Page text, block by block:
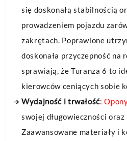
się doskonałą stabilnością
prowadzeniem pojazdu
zakrętach. Poprawione
doskonała przyczepność na
sprawiają, że Turanza 6 to
kierowców ceniących sobie
Wydajność i trwałość:
swojej długowieczności
Zaawansowane materiały i